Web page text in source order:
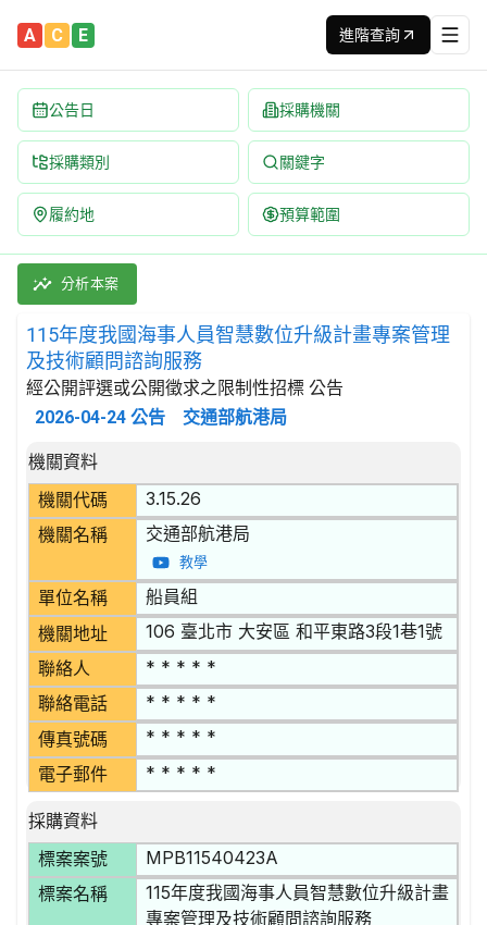
A C E 進階查詢
公告日 採購機關
採購類別 關鍵字
履約地 預算範圍
115年度我國海事人員智慧數位升級計畫專案管理及技術顧
採購類別：勞務類 與管理顧問有關之服務 | 招標方式：經
分析本案
115年度我國海事人員智慧數位升級計畫專案管理
及技術顧問諮詢服務
經公開評選或公開徵求之限制性招標 公告
2026-04-24 公告 交通部航港局
招標公告詳細內容
機關資料
機關代碼
3.15.26
機關名稱 交通部航港局
教學
單位名稱 船員組
機關地址 106 臺北市 大安區 和平東路3段1巷1號
聯絡人 * * * * *
聯絡電話 * * * * *
傳真號碼 * * * * *
電子郵件 * * * * *
採購資料
標案案號
MPB11540423A
標案名稱
115年度我國海事人員智慧數位升級計畫
專案管理及技術顧問諮詢服務